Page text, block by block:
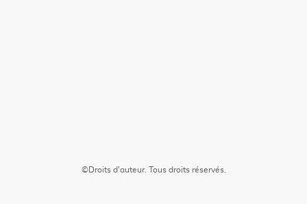
©Droits d'auteur. Tous droits réservés.